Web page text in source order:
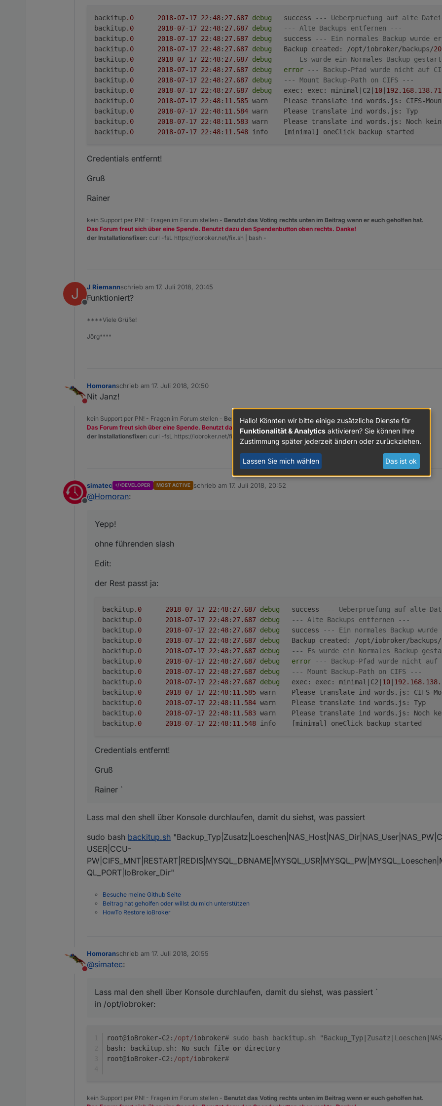
backitup.0 2018-07-17 22 :48: 27.687 debug
	success
--- Ueberpruefung auf alte
backitup.0 2018-07-17 22 :48: 27.687 debug
--- Alte Backups entfernen ---
backitup.0 2018-07-17 22 :48: 27.687 debug
	success
--- Ein normales Backup
backitup.0 2018-07-17 22 :48: 27.687 debug
	Backup created: /opt/iobroker/backups/
backitup.0 2018-07-17 22 :48: 27.687 debug
--- Es wurde ein Normales Backup
backitup.0 2018-07-17 22 :48: 27.687 debug error
--- Backup-Pfad wurde nicht auf
backitup.0 2018-07-17 22 :48: 27.687 debug
--- Mount Backup-Path on CIFS ---
backitup.0 2018-07-17 22 :48: 27.687 debug
	exec: exec: minimal|C2|
10 192.168.138.71
backitup.0 2018-07-17 22 :48: 11.585
backitup.0 2018-07-17 22 :48: 11.584
backitup.0 2018-07-17 22 :48: 11.583
backitup.0 2018-07-17 22 :48: 11.548
Credentials entfernt!
Gruß
Rainer
kein Support per PN! - Fragen im Forum stellen - Benutzt das Voting rechts unten im Beitrag wenn er euch geholfen hat.
Das Forum freut sich über eine Spende. Benutzt dazu den Spendenbutton oben rechts. Danke!
der Installationsfixer: curl -fsL https://iobroker.net/fix.sh | bash -
J
Offline
J Riemannschrieb am 17. Juli 2018, 20:45
zuletzt editiert von
Funktioniert?
****Viele Grüße!
Jörg****
Nicht stören
Homoranschrieb am 17. Juli 2018, 20:50
zuletzt editiert von
Nit Janz!
kein Support per PN! - Fragen im Forum stellen - Benutzt das Voting rechts unten im Beitrag wenn er euch geholfen hat.
Das Forum freut sich über eine Spende. Benutzt dazu den Spendenbutton oben rechts. Danke!
der Installationsfixer: curl -fsL https://iobroker.net/fix.sh | bash -
Offline
simatec DEVELOPER MOST ACTIVE schrieb am17. Juli 2018, 20:52
zuletzt editiert von
@Homoran:
Yepp!
ohne führenden slash
Edit:
der Rest passt ja:
backitup.0 2018-07-17 22 :48: 27.687 debug
	success
--- Ueberpruefung auf alte
backitup.0 2018-07-17 22 :48: 27.687 debug
--- Alte Backups entfernen ---
backitup.0 2018-07-17 22 :48: 27.687 debug
	success
--- Ein normales Backup
backitup.0 2018-07-17 22 :48: 27.687 debug
	Backup created: /opt/iobroker/backups/
backitup.0 2018-07-17 22 :48: 27.687 debug
--- Es wurde ein Normales Backup
backitup.0 2018-07-17 22 :48: 27.687 debug error
--- Backup-Pfad wurde nicht auf
backitup.0 2018-07-17 22 :48: 27.687 debug
--- Mount Backup-Path on CIFS ---
backitup.0 2018-07-17 22 :48: 27.687 debug
	exec: exec: minimal|C2|
10 192.168.138
backitup.0 2018-07-17 22 :48: 11.585
backitup.0 2018-07-17 22 :48: 11.584
backitup.0 2018-07-17 22 :48: 11.583
backitup.0 2018-07-17 22 :48: 11.548
Credentials entfernt!
Gruß
Rainer `
Lass mal den shell über Konsole durchlaufen, damit du siehst, was passiert
sudo bash backitup.sh
USER|CCU-
QL_PORT|IoBroker_Dir"
Besuche meine Github Seite
Beitrag hat geholfen oder willst du mich unterstützen
HowTo Restore ioBroker
Nicht stören
Homoranschrieb am 17. Juli 2018, 20:55
zuletzt editiert von
@simatec:
Lass mal den shell über Konsole durchlaufen, damit du siehst, was passiert `
in /opt/iobroker:
root@ioBroker-C2: /opt/i obroker# sudo bash backitup.sh
bash: backitup.sh: No such file or directory
root@ioBroker-C2: /opt/i obroker#
kein Support per PN! - Fragen im Forum stellen - Benutzt das Voting rechts unten im Beitrag wenn er euch geholfen hat.
Hallo! Könnten wir bitte einige zusätzliche Dienste für
Funktionalität & Analytics aktivieren? Sie können Ihre
Zustimmung später jederzeit ändern oder zurückziehen.
Lassen Sie mich wählen Das ist ok